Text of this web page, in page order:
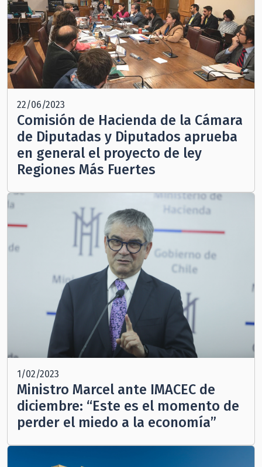
22/06/2023
Comisión de Hacienda de la Cámara
de Diputadas y Diputados aprueba
en general el proyecto de ley
Regiones Más Fuertes
1/02/2023
Ministro Marcel ante IMACEC de
diciembre: “Este es el momento de
perder el miedo a la economía”